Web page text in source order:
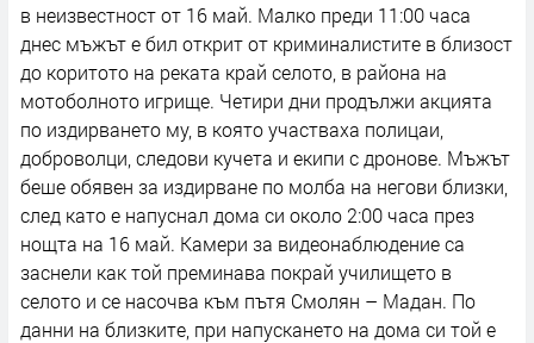
в неизвестност от 16 май. Малко преди 11:00 часа
днес мъжът е бил открит от криминалистите в близост
до коритото на реката край селото, в района на
мотоболното игрище. Четири дни продължи акцията
по издирването му, в която участваха полицаи,
доброволци, следови кучета и екипи с дронове. Мъжът
беше обявен за издирване по молба на негови близки,
след като е напуснал дома си около 2:00 часа през
нощта на 16 май. Камери за видеонаблюдение са
заснели как той преминава покрай училището в
селото и се насочва към пътя Смолян – Мадан. По
данни на близките, при напускането на дома си той е